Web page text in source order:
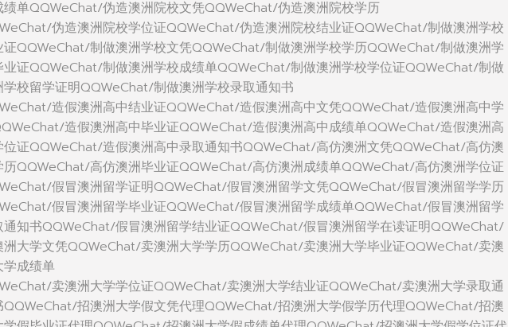
绩单QQWeChat/伪造澳洲院校文凭QQWeChat/伪造澳洲院校学历
伪造澳洲院校学位证QQWeChat/伪造澳洲院校结业证QQWeChat/制做澳洲学校
证QQWeChat/制做澳洲学校文凭QQWeChat/制做澳洲学校学历QQWeChat/制做澳洲学
业证QQWeChat/制做澳洲学校成绩单QQWeChat/制做澳洲学校学位证QQWeChat/制做
学校留学证明QQWeChat/制做澳洲学校录取通知书
造假澳洲高中结业证QQWeChat/造假澳洲高中文凭QQWeChat/造假澳洲高中学
造假澳洲高中毕业证QQWeChat/造假澳洲高中成绩单QQWeChat/造假澳洲高
位证QQWeChat/造假澳洲高中录取通知书QQWeChat/高仿澳洲文凭QQWeChat/高仿澳
历QQWeChat/高仿澳洲毕业证QQWeChat/高仿澳洲成绩单QQWeChat/高仿澳洲学位证
假冒澳洲留学证明QQWeChat/假冒澳洲留学文凭QQWeChat/假冒澳洲留学学历
假冒澳洲留学毕业证QQWeChat/假冒澳洲留学成绩单QQWeChat/假冒澳洲留学
通知书QQWeChat/假冒澳洲留学结业证QQWeChat/假冒澳洲留学在读证明QQWeChat/
洲大学文凭QQWeChat/卖澳洲大学学历QQWeChat/卖澳洲大学毕业证QQWeChat/卖澳
学成绩单
卖澳洲大学学位证QQWeChat/卖澳洲大学结业证QQWeChat/卖澳洲大学录取通
QQWeChat/招澳洲大学假文凭代理QQWeChat/招澳洲大学假学历代理QQWeChat/招澳